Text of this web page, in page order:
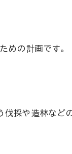
めの計画です。
採や造林など